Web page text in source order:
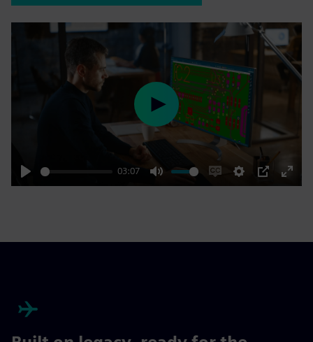
Play
03:07
Mute
EnableSettings
PIP
Enter
Play